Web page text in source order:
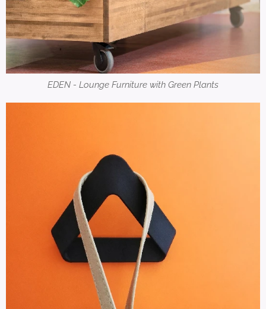
EDEN - Lounge Furniture with Green Plants